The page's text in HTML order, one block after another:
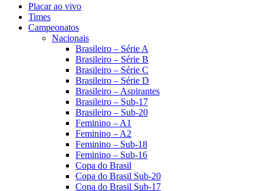
Placar ao vivo
Times
Campeonatos
Nacionais
Brasileiro – Série A
Brasileiro – Série B
Brasileiro – Série C
Brasileiro – Série D
Brasileiro – Aspirantes
Brasileiro – Sub-17
Brasileiro – Sub-20
Feminino – A1
Feminino – A2
Feminino – Sub-18
Feminino – Sub-16
Copa do Brasil
Copa do Brasil Sub-20
Copa do Brasil Sub-17